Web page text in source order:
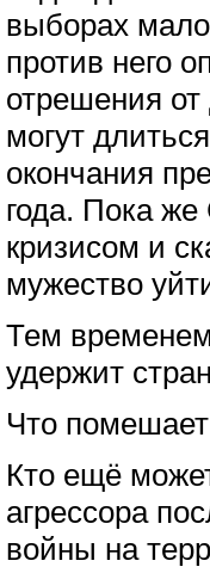
выборах
против него
отрешения
могут
окончания
года. Пока
кризисом и
мужество
Тем
удержит
Что
Кто ещё
агрессора
войны на